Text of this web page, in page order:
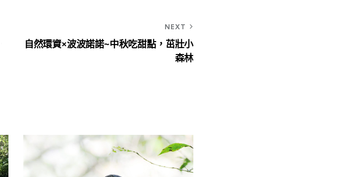
NEXT
自然環資×波波諾諾~中秋吃甜點，茁壯小
森林